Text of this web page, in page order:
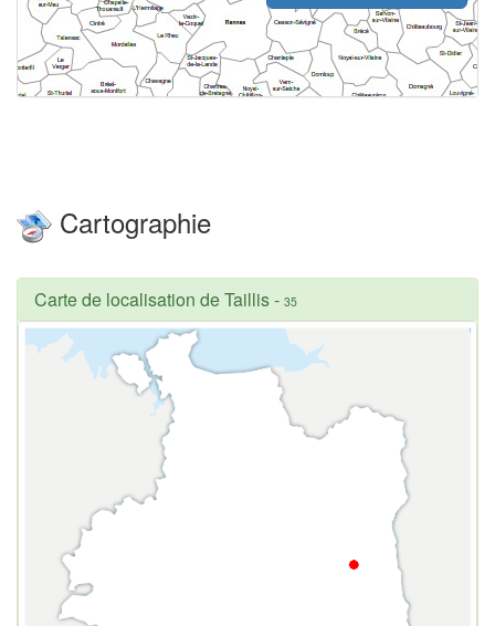
Cartographie
Carte de localisation de Taillis- 35